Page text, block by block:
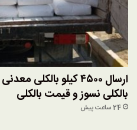
ارسال ۴۵۰۰ کیلو
بالکلی نسوز و قیمت بالکلی
24 ساعت پیش